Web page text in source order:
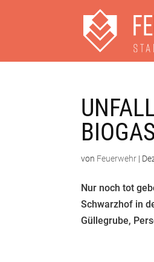
von Feuerwehr |
Nur noch tot
Schwarzhof in
Güllegrube,